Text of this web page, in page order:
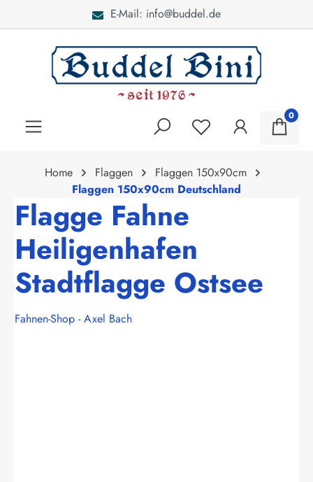
E-Mail: info@buddel.de
0
Home Flaggen
Flaggen 150x90cm
Flaggen 150x90cm Deutschland
Flagge Fahne
Heiligenhafen
Stadtflagge Ostsee
Fahnen-Shop - Axel Bach